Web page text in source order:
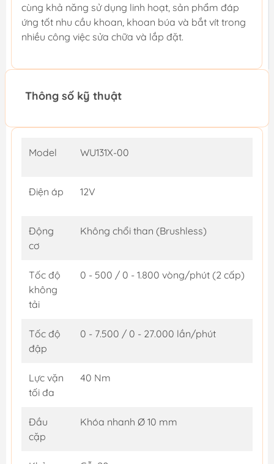
cùng khả năng sử dụng linh hoạt, sản phẩm đáp
ứng tốt nhu cầu khoan, khoan búa và bắt vít trong
nhiều công việc sửa chữa và lắp đặt.
Thông số kỹ thuật
Model WU131X-00
Điện áp 12V
Động
cơ
Không chổi than (Brushless)
Tốc độ
không
tải
0 - 500 / 0 - 1.800 vòng/phút (2 cấp)
Tốc độ
đập
0 - 7.500 / 0 - 27.000 lần/phút
Lực vặn
tối đa
40 Nm
Đầu
cặp
Khóa nhanh Ø 10 mm